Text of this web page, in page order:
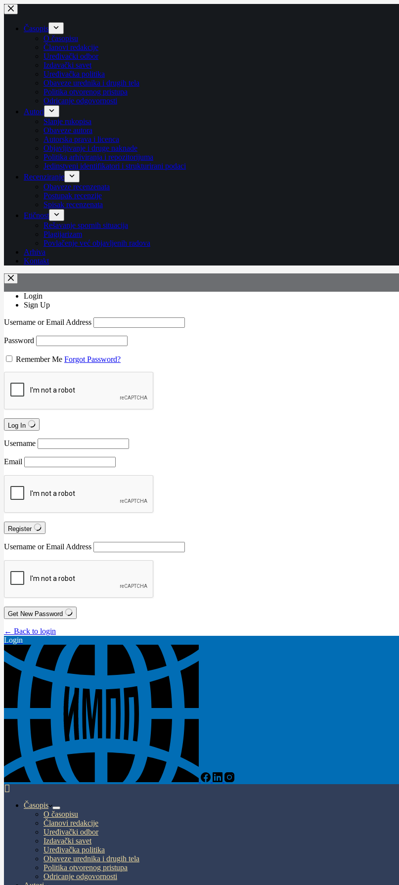
Skip
to
contentČasopis
O časopisu
Članovi redakcije
Uređivački odbor
Izdavački savet
Uređivačka politika
Obaveze urednika i drugih tela
Politika otvorenog pristupa
Odricanje odgovornosti
Autori
Slanje rukopisa
Obaveze autora
Autorska prava i licenca
Objavljivanje i druge naknade
Politika arhiviranja i repozitorijuma
Jedinstveni identifikatori i strukturirani podaci
Recenziranje
Obaveze recenzenata
Postupak recenzije
Spisak recenzenata
Etičnost
Rešavanje spornih situacija
Plagijarizam
Povlačenje već objavljenih radova
Arhiva
Kontakt
Login
Sign Up
Username or Email Address
Password
Remember Me Forgot Password?
Log In
Username
Email
Register
Username or Email Address
Get New Password
← Back to login
Login
Časopis
O časopisu
Članovi redakcije
Uređivački odbor
Izdavački savet
Uređivačka politika
Obaveze urednika i drugih tela
Politika otvorenog pristupa
Odricanje odgovornosti